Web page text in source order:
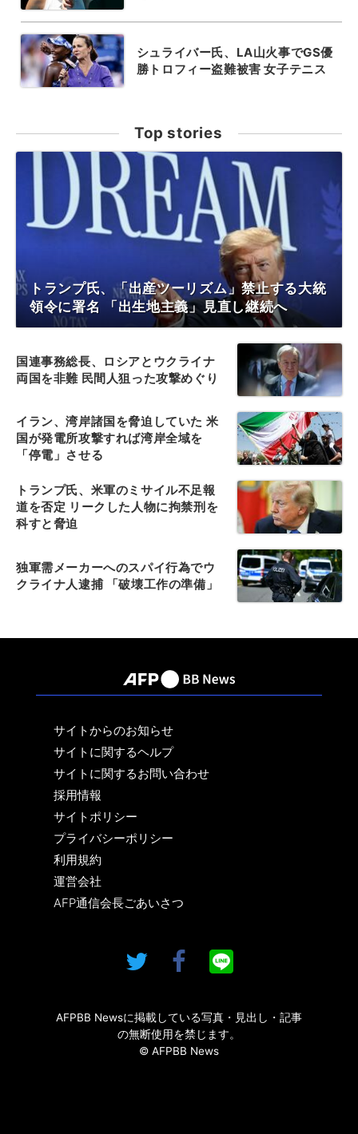
シュライバー氏、LA山火事でGS優
勝トロフィー盗難被害 女子テニス
Top stories
トランプ氏、「出産ツーリズム」禁止する大統
領令に署名 「出生地主義」見直し継続へ
国連事務総長、ロシアとウクライナ
両国を非難 民間人狙った攻撃めぐり
イラン、湾岸諸国を脅迫していた 米
国が発電所攻撃すれば湾岸全域を
「停電」させる
トランプ氏、米軍のミサイル不足報
道を否定 リークした人物に拘禁刑を
科すと脅迫
独軍需メーカーへのスパイ行為でウ
クライナ人逮捕 「破壊工作の準備」
サイトからのお知らせ
サイトに関するヘルプ
サイトに関するお問い合わせ
採用情報
サイトポリシー
プライバシーポリシー
利用規約
運営会社
AFP通信会長ごあいさつ
AFPBB Newsに掲載している写真・見出し・記事
の無断使用を禁じます。
© AFPBB News